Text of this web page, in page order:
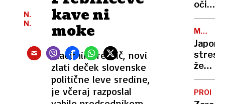
kave ni
moke
Vladimir Prebilič, novi
zlati deček slovenske
politične leve sredine,
je včeraj razposlal
N.
N.
očita,
da je
brala
kot
sveto
pismo
6,7
že
drugi
močan
potres